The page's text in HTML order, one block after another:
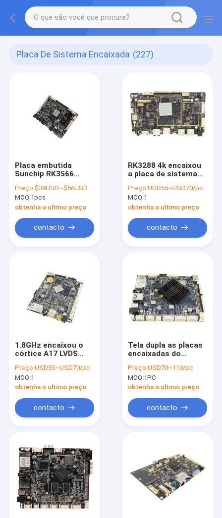
Placa De Sistema Encaixada (227)
Placa embutida
Sunchip RK3566
LVDS EDP HD
compatível com
menu de quiosque
Preço:$39USD~$56USD
MOQ:1pcs
obtenha o ultimo preço
contacto
RK3288 4k encaixou
a placa de sistema
exposição da
propaganda
Preço:USD55~USD70/pc
MOQ:1
obtenha o ultimo preço
contacto
1.8GHz encaixou o
córtice A17 LVDS
núcleo do
quadrilátero da placa
de sistema de
Preço:USD55~USD70/pc
MOQ:1
obtenha o ultimo preço
contacto
Tela dupla as placas
encaixadas do
Android do Signage
de Digitas
encaixaram placas
central
Preço:USD70~110/pc
MOQ:1PC
obtenha o ultimo preço
contacto